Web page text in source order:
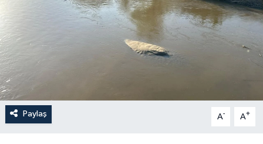
Paylaş A- A+